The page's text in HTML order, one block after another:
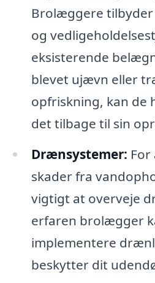
Brolæggere
og
eksisterende
blevet ujævn eller
opfriskning, kan de
det tilbage til sin
Drænsystemer:
skader fra
vigtigt at overveje
erfaren brolægger
implementere
beskytter dit